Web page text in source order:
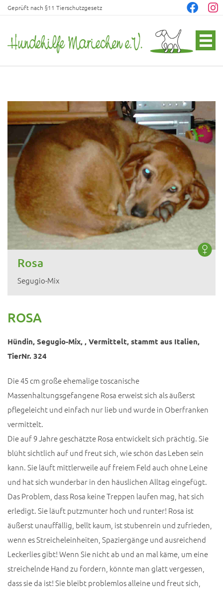
Geprüft nach §11 Tierschutzgesetz
Rosa
Segugio-Mix
ROSA
Hündin, Segugio-Mix, , Vermittelt, stammt aus Italien,
TierNr. 324
Die 45 cm große ehemalige toscanische
Massenhaltungsgefangene Rosa erweist sich als äußerst
pflegeleicht und einfach nur lieb und wurde in Oberfranken
vermittelt.
Die auf 9 Jahre geschätzte Rosa entwickelt sich prächtig. Sie
blüht sichtlich auf und freut sich, wie schön das Leben sein
kann. Sie läuft mittlerweile auf freiem Feld auch ohne Leine
und hat sich wunderbar in den häuslichen Alltag eingefügt.
Das Problem, dass Rosa keine Treppen laufen mag, hat sich
erledigt. Sie läuft putzmunter hoch und runter! Rosa ist
äußerst unauffällig, bellt kaum, ist stubenrein und zufrieden,
wenn es Streicheleinheiten, Spaziergänge und ausreichend
Leckerlies gibt! Wenn Sie nicht ab und an mal käme, um eine
streichelnde Hand zu fordern, könnte man glatt vergessen,
dass sie da ist! Sie bleibt problemlos alleine und freut sich,